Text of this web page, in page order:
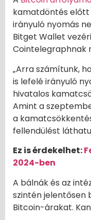
kamatdöntés
irányuló nyomás
Bitget Wallet
Cointelegraphnak
„Arra számítunk,
is lefelé irányuló
hivatalos
Amint a
a
fellendülést
Ez is érdekelhet:
2024-ben
A bálnák és az
szintén jelentősen
Bitcoin-árakat.